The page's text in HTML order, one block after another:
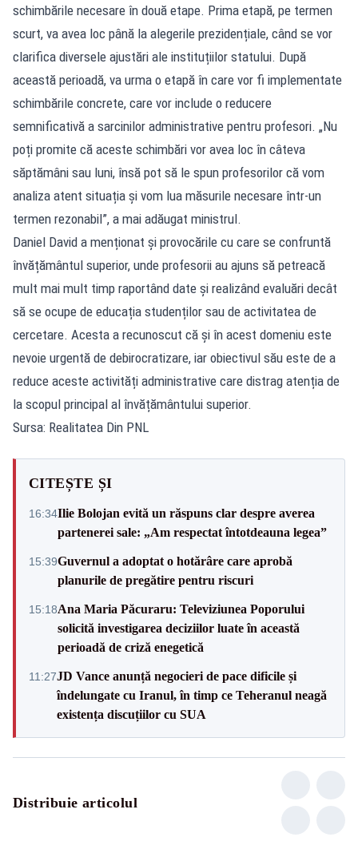
schimbările necesare în două etape. Prima etapă, pe termen
scurt, va avea loc până la alegerile prezidențiale, când se vor
clarifica diversele ajustări ale instituțiilor statului. După
această perioadă, va urma o etapă în care vor fi implementate
schimbările concrete, care vor include o reducere
semnificativă a sarcinilor administrative pentru profesori. „Nu
poți promite că aceste schimbări vor avea loc în câteva
săptămâni sau luni, însă pot să le spun profesorilor că vom
analiza atent situația și vom lua măsurile necesare într-un
termen rezonabil”, a mai adăugat ministrul.
Daniel David a menționat și provocările cu care se confruntă
învățământul superior, unde profesorii au ajuns să petreacă
mult mai mult timp raportând date și realizând evaluări decât
să se ocupe de educația studenților sau de activitatea de
cercetare. Acesta a recunoscut că și în acest domeniu este
nevoie urgentă de debirocratizare, iar obiectivul său este de a
reduce aceste activități administrative care distrag atenția de
la scopul principal al învățământului superior.
Sursa: Realitatea Din PNL
CITEȘTE ȘI
16:34Ilie Bolojan evită un răspuns clar despre averea
partenerei sale: „Am respectat întotdeauna legea”
15:39Guvernul a adoptat o hotărâre care aprobă
planurile de pregătire pentru riscuri
15:18Ana Maria Păcuraru: Televiziunea Poporului
solicită investigarea deciziilor luate în această
perioadă de criză enegetică
11:27JD Vance anunță negocieri de pace dificile și
îndelungate cu Iranul, în timp ce Teheranul neagă
existența discuțiilor cu SUA
Distribuie articolul